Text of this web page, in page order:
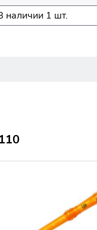
наличии 1 шт.